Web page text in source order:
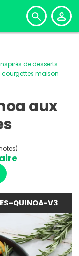
de desserts
courgettes maison
aux
QUINOA-V3